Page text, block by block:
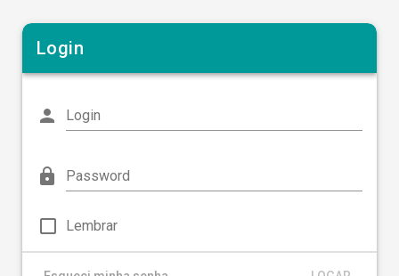
Login
person Login
lock Password
check_box_outline_blank Lembrar